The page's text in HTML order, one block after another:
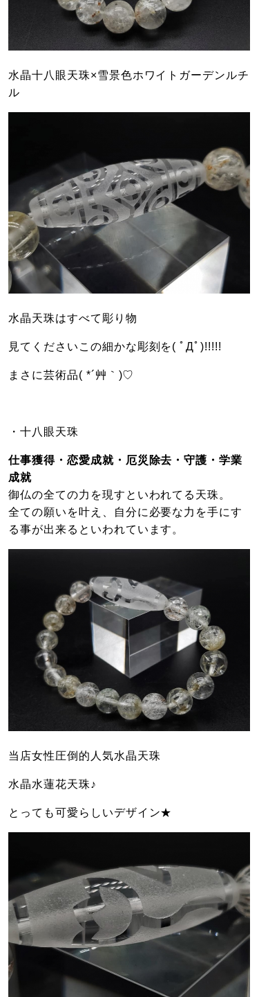
水晶十八眼天珠×雪景色ホワイトガーデンルチ
ル
水晶天珠はすべて彫り物
見てくださいこの細かな彫刻を( ﾟДﾟ)!!!!!
まさに芸術品( *´艸｀)♡
・十八眼天珠
仕事獲得・恋愛成就・厄災除去・守護・学業
成就
御仏の全ての力を現すといわれてる天珠。
全ての願いを叶え、自分に必要な力を手にす
る事が出来るといわれています。
当店女性圧倒的人気水晶天珠
水晶水蓮花天珠♪
とっても可愛らしいデザイン★